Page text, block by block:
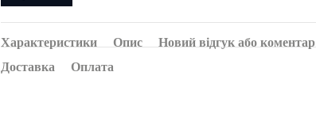
Характеристики Опис
Новий відгук або коментар
Доставка
Оплата